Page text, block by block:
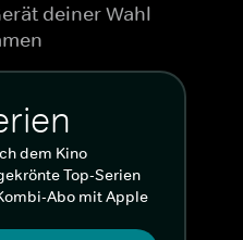
deiner Wahl
dem Kino
Top-Serien
Abo mit Apple